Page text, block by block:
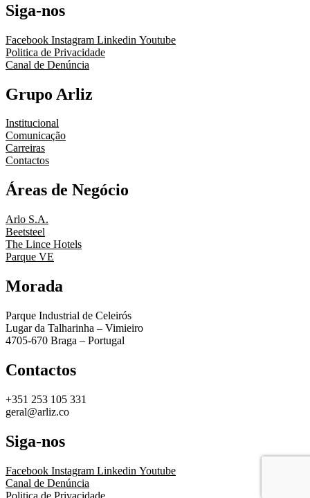
Siga-nos
Facebook Instagram Linkedin Youtube
Politica de Privacidade
Canal de Denúncia
Grupo Arliz
Institucional
Comunicação
Carreiras
Contactos
Áreas de Negócio
Arlo S.A.
Beetsteel
The Lince Hotels
Parque VE
Morada
Parque Industrial de Celeirós
Lugar da Talharinha – Vimieiro
4705-670 Braga – Portugal
Contactos
+351 253 105 331
geral@arliz.co
Siga-nos
Facebook Instagram Linkedin Youtube
Canal de Denúncia
Politica de Privacidade